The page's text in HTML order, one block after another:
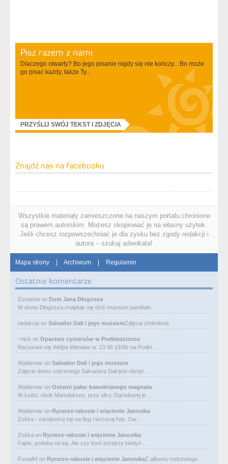
Pisz razem z nami
Dlaczego otwarty? Bo jego pisanie nigdy się nie kończy... Bo może
go pisać każdy, także Ty...
PRZYŚLIJ SWÓJ TEKST I ZDJĘCIA
Znajdź nas na Facebooku
Wszystkie materiały zamieszczone na naszym portalu chronione
są prawem autorskim. Możesz skopiować je na własny użytek.
Jeśli chcesz rozpowszechniać je dla zysku bez zgody redakcji i
autora – szukaj adwokata!
Mapa strony | Archiwum | Regulamin
Ostatnie komentarze
Zuzanna on Dom Jana Długosza
W domu Długosza znajduje się dziś muzeum parafialn…
redakcja on Salvador Dali i jego muzeumZdjęcia zmienione.
~nick on Opactwo cystersów w Podklasztorzu
Nazywam się Wełpa Wiesław ur. 23 06 1936r na Podkl…
Waldemar on Salvador Dali i jego muzeum
Zdjęcie domu rodzinnego Salvadora Dali jest obcięt…
Waldemar on Ostatni pałac bawełnianego magnata
W Łodzi, obok Manufaktury, przy ulicy Ogrodowej je…
Waldemar on Rycerze-rabusie i więzienie Janosika
Zośka - zarejestruj się na flog i wrzucaj foty. Gw…
Zośka on Rycerze-rabusie i więzienie Janosika
Fajne, podoba mi się. Ale czy ktoś przejrzy kiedyś…
Fusia84 on Rycerze-rabusie i więzienie JanosikaZ albumu rodzinnego.